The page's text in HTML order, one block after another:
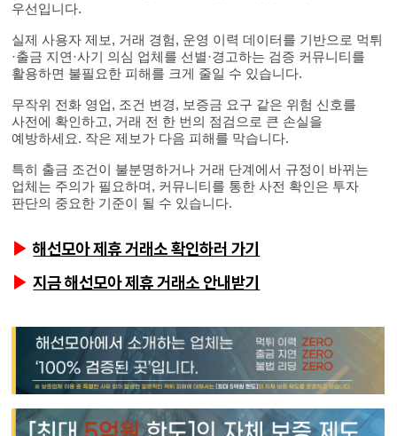
우선입니다.
실제 사용자 제보, 거래 경험, 운영 이력 데이터를 기반으로 먹튀
·출금 지연·사기 의심 업체를 선별·경고하는 검증 커뮤니티를
활용하면 불필요한 피해를 크게 줄일 수 있습니다.
무작위 전화 영업, 조건 변경, 보증금 요구 같은 위험 신호를
사전에 확인하고, 거래 전 한 번의 점검으로 큰 손실을
예방하세요. 작은 제보가 다음 피해를 막습니다.
특히 출금 조건이 불분명하거나 거래 단계에서 규정이 바뀌는
업체는 주의가 필요하며, 커뮤니티를 통한 사전 확인은 투자
판단의 중요한 기준이 될 수 있습니다.
▶해선모아 제휴 거래소 확인하러 가기
▶지금 해선모아 제휴 거래소 안내받기